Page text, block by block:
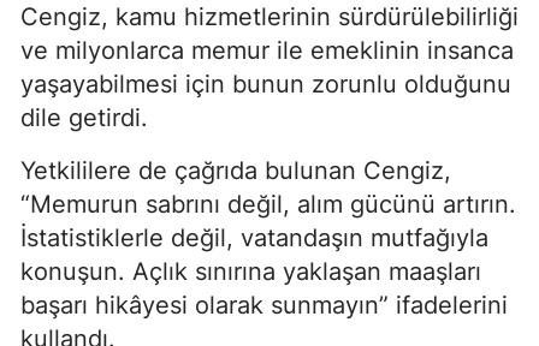
Cengiz, kamu hizmetlerinin sürdürülebilirliği
ve milyonlarca memur ile emeklinin insanca
yaşayabilmesi için bunun zorunlu olduğunu
dile getirdi.
Yetkililere de çağrıda bulunan Cengiz,
“Memurun sabrını değil, alım gücünü artırın.
İstatistiklerle değil, vatandaşın mutfağıyla
konuşun. Açlık sınırına yaklaşan maaşları
başarı hikâyesi olarak sunmayın” ifadelerini
kullandı.